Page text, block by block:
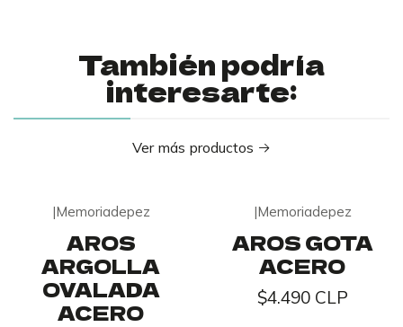
También podría
interesarte:
Ver más productos
|Memoriadepez
AROS
ARGOLLA
OVALADA
ACERO
|Memoriadepez
AROS GOTA
ACERO
$4.490 CLP